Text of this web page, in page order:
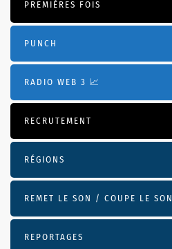
PREMIÈRES FOIS
PUNCH
RADIO WEB 3 📈
RECRUTEMENT
RÉGIONS
REMET LE SON / COUPE LE SON
REPORTAGES